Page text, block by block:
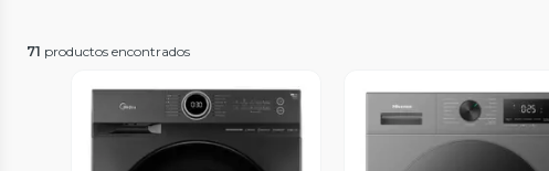
71 productos encontrados